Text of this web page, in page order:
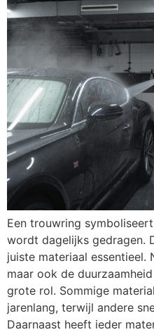
Een trouwring
wordt dagelijks gedragen.
juiste materiaal essentieel.
maar ook de
grote rol. Sommige
jarenlang, terwijl andere
Daarnaast heeft ieder